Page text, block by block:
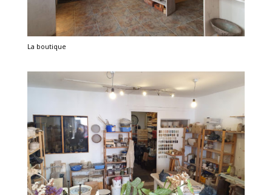
La boutique